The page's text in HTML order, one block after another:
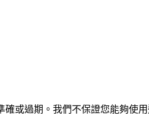
或過期。我們不保證您能夠使